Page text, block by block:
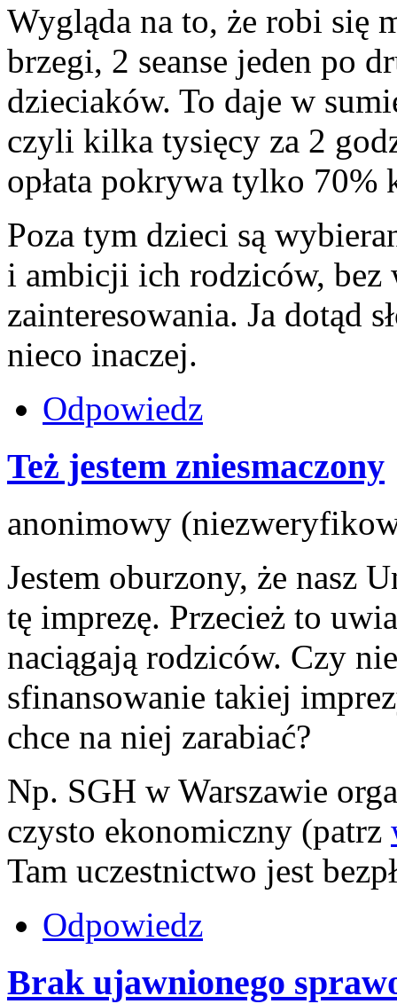
Wygląda na to, że robi się
brzegi, 2 seanse jeden po
dzieciaków. To daje w
czyli kilka tysięcy za 2
opłata pokrywa tylko 70%
Poza tym dzieci są
i ambicji ich rodziców, bez
zainteresowania. Ja dotąd
nieco inaczej.
Odpowiedz
Też jestem zniesmaczony
anonimowy
Jestem oburzony, że nasz
tę imprezę. Przecież to
naciągają rodziców. Czy
sfinansowanie takiej
chce na niej zarabiać?
Np. SGH w Warszawie
czysto ekonomiczny (patrz
Tam uczestnictwo jest
Odpowiedz
Brak ujawnionego